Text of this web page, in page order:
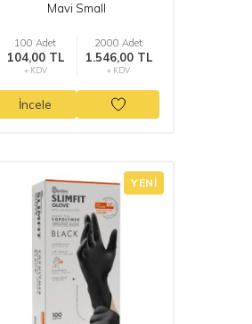
Mavi Small
100 Adet
104,00 TL
+ KDV
2000 Adet
1.546,00 TL
+ KDV
İncele
YENI